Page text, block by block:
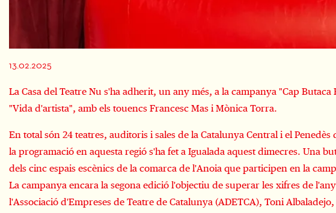
13.02.2025
La Casa del Teatre Nu s'ha adherit, un any més, a la campanya "Cap
"Vida d'artista", amb els touencs Francesc Mas i Mònica Torra.
En total són 24 teatres, auditoris i sales de la Catalunya Central i el
la programació en aquesta regió s'ha fet a Igualada aquest dimecres. Una
dels cinc espais escènics de la comarca de l'Anoia que participen en la
La campanya encara la segona edició l'objectiu de superar les xifres de
l'Associació d'Empreses de Teatre de Catalunya (ADETCA), Toni